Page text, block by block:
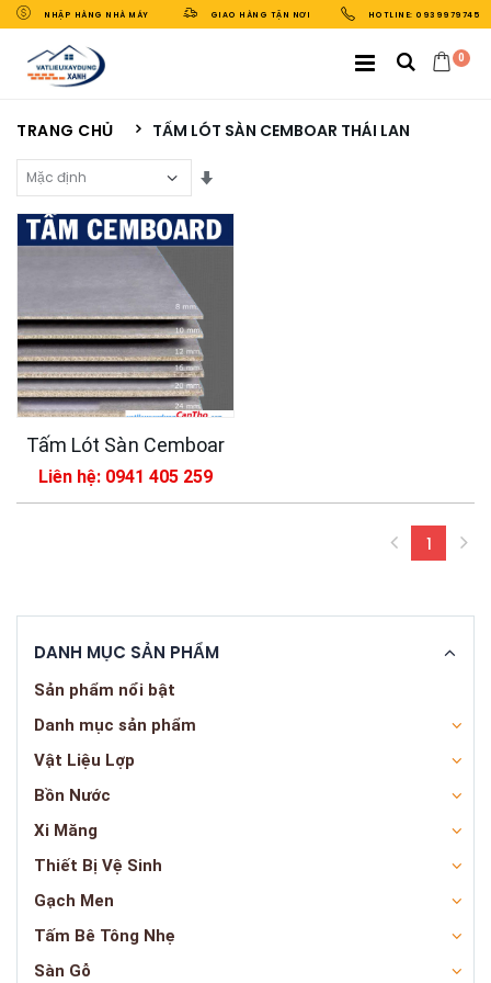
NHẬP HÀNG NHÀ MÁY GIAO HÀNG TẬN NƠI HOTLINE: 0939979745
0
TRANG CHỦ TẤM LÓT SÀN CEMBOAR THÁI LAN
Sắp Xếp Theo
Tấm Lót Sàn Cemboar
Liên hệ: 0941 405 259
1
DANH MỤC SẢN PHẨM
Sản phẩm nổi bật
Danh mục sản phẩm
Vật Liệu Lợp
Bồn Nước
Xi Măng
Thiết Bị Vệ Sinh
Gạch Men
Tấm Bê Tông Nhẹ
Sàn Gỗ